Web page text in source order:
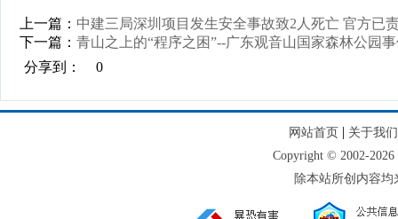
上一篇： 中建三局深圳项目发生安全事故致2人死亡 官方已
下一篇： 青山之上的“程序之困”--广东观音山国家森林公园
分享到：
0
网站首页| 关于我们
Copyright © 2002-
除本站所创内容